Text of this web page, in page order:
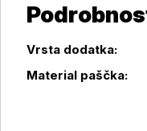
Podrobnosti izdelka
Vrsta dodatka:
Material paščka: